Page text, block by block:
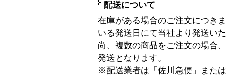
配送について
在庫がある場合のご注文につき
いる発送日にて当社より発送い
尚、複数の商品をご注文の場合
発送となります。
※配送業者は「佐川急便」また